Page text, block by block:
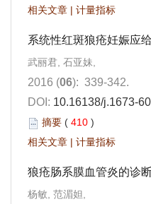
相关文章 | 计量指标
系统性红斑狼疮妊娠应
武丽君, 石亚妹,
2016 (06): 339-342.
DOI: 10.16138/j.1673-
摘要 ( 410 )
相关文章 | 计量指标
狼疮肠系膜血管炎的诊
杨敏, 范湄妲,